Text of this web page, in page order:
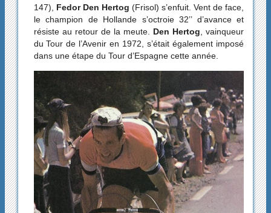
147), Fedor Den Hertog (Frisol) s’enfuit. Vent de face,
le champion de Hollande s’octroie 32’’ d’avance et
résiste au retour de la meute. Den Hertog, vainqueur
du Tour de l’Avenir en 1972, s’était également imposé
dans une étape du Tour d’Espagne cette année.